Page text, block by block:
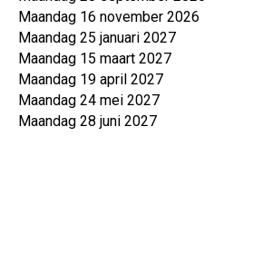
Maandag 16 november 2026
Maandag 25 januari 2027
Maandag 15 maart 2027
Maandag 19 april 2027
Maandag 24 mei 2027
Maandag 28 juni 2027